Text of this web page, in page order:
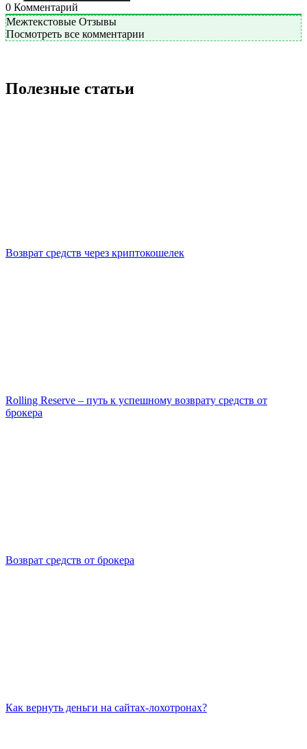
0 Комментарий
Межтекстовые Отзывы
Посмотреть все комментарии
Полезные статьи
Возврат средств через криптокошелек
Rolling Reserve – путь к успешному возврату средств от
брокера
Возврат средств от брокера
Как вернуть деньги на сайтах-лохотронах?